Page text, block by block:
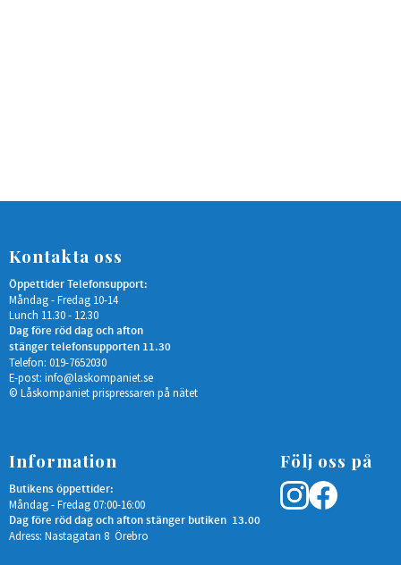
Kontakta oss
Öppettider Telefonsupport:
Måndag - Fredag 10-14
Lunch 11.30 - 12.30
Dag före röd dag och afton
stänger telefonsupporten 11.30
Telefon: 019-7652030
E-post: info@laskompaniet.se
© Låskompaniet prispressaren på nätet
Information
Butikens öppettider:
Måndag - Fredag 07:00-16:00
Dag före röd dag och afton stänger butiken 13.00
Adress: Nastagatan 8 Örebro
Följ oss på